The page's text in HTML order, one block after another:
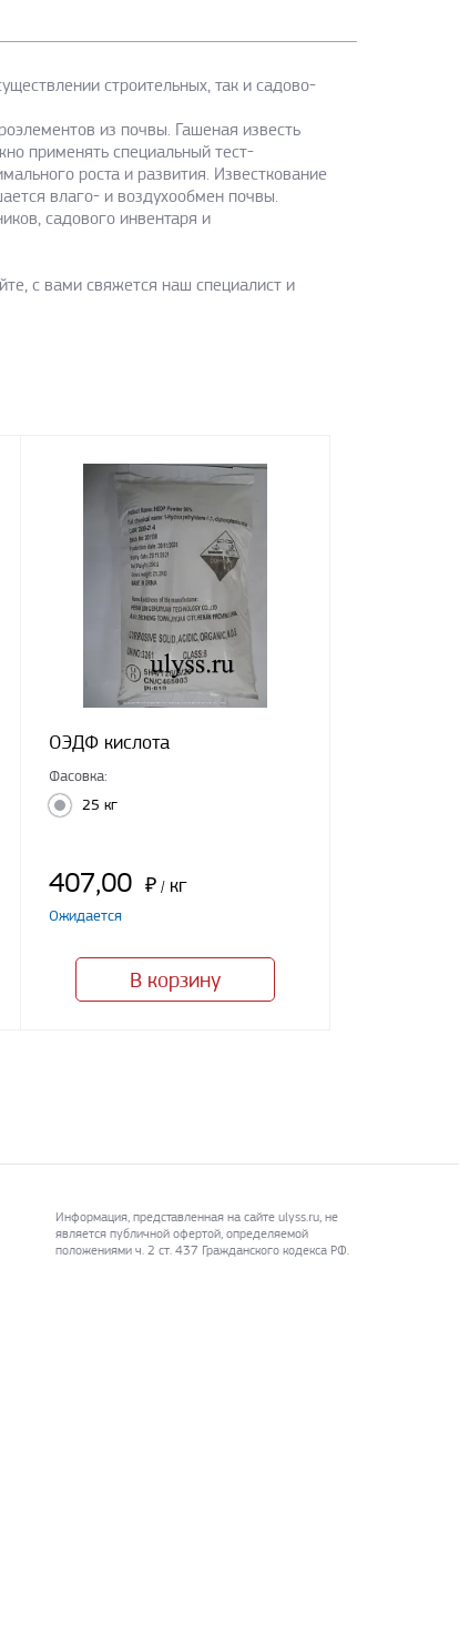
строительных, так и садово-
из почвы. Гашеная известь
применять специальный тест-
роста и развития. Известкование
влаго- и воздухообмен почвы.
садового инвентаря и
с вами свяжется наш специалист и
ОЭДФ кислота
Фасовка:
25 кг
407,00 ₽ / кг
Ожидается
В корзину
Информация, представленная на сайте ulyss.ru, не
является публичной офертой, определяемой
положениями ч. 2 ст. 437 Гражданского кодекса РФ.